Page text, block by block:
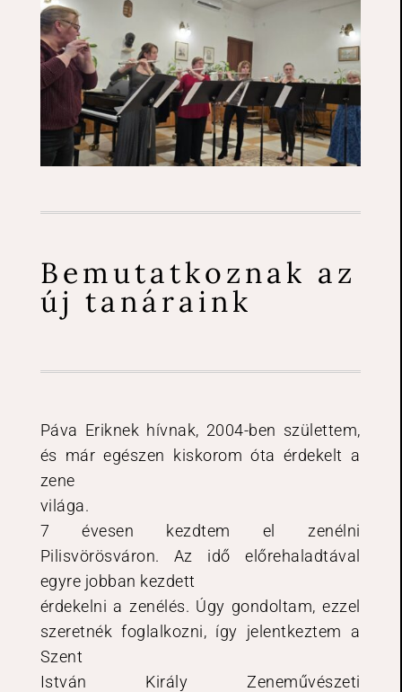
Bemutatkoznak az
új tanáraink
Páva Eriknek hívnak, 2004-ben születtem,
és már egészen kiskorom óta érdekelt a
zene
világa.
7 évesen kezdtem el zenélni
Pilisvörösváron. Az idő előrehaladtával
egyre jobban kezdett
érdekelni a zenélés. Úgy gondoltam, ezzel
szeretnék foglalkozni, így jelentkeztem a
Szent
István Király Zeneművészeti